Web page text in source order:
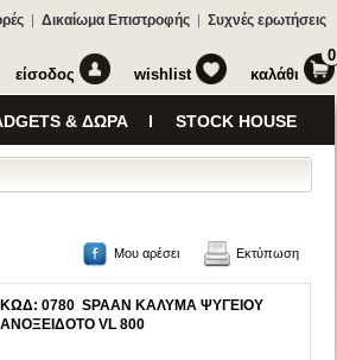
Δικαίωμα Επιστροφής Συχνές ερωτήσεις
καλάθι
0
wishlist
είσοδος
& ΔΩΡΑ STOCK HOUSE
Μου αρέσει Εκτύπωση
ΚΩΔ: 0780 SPAAN ΚΑΛΥΜΑ ΨΥΓΕΙΟΥ
ΑΝΟΞΕΙΔΟΤΟ VL 800